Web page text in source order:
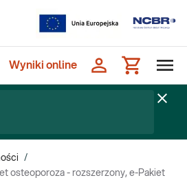
Wyniki online
/
osteoporoza - rozszerzony, e-Pakiet